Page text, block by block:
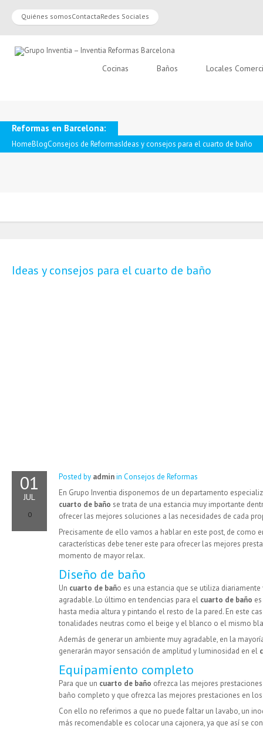
Quiénes somosContactaRedes Sociales
Cocinas Baños Locales
Reformas en Barcelona:
HomeBlogConsejos de ReformasIdeas y consejos para el cuarto de baño
Ideas y consejos para el cuarto de baño
01
JUL
0
Posted by adminin Consejos de Reformas
En Grupo Inventia disponemos de un departamento
cuarto de baño se trata de una estancia muy importante
ofrecer las mejores soluciones a las necesidades de cada
Precisamente de ello vamos a hablar en este post, de como
características debe tener este para ofrecer las mejores
momento de mayor relax.
Diseño de baño
Un cuarto de baño es una estancia que se utiliza
agradable. Lo último en tendencias para el cuarto de baño
hasta media altura y pintando el resto de la pared. En este
tonalidades neutras como el beige y el blanco o el mismo
Además de generar un ambiente muy agradable, en la
generarán mayor sensación de amplitud y luminosidad en el
Equipamiento completo
Para que un cuarto de baño ofrezca las mejores
baño completo y que ofrezca las mejores prestaciones en
Con ello no referimos a que no puede faltar un lavabo, un
más recomendable es colocar una cajonera, ya que así se